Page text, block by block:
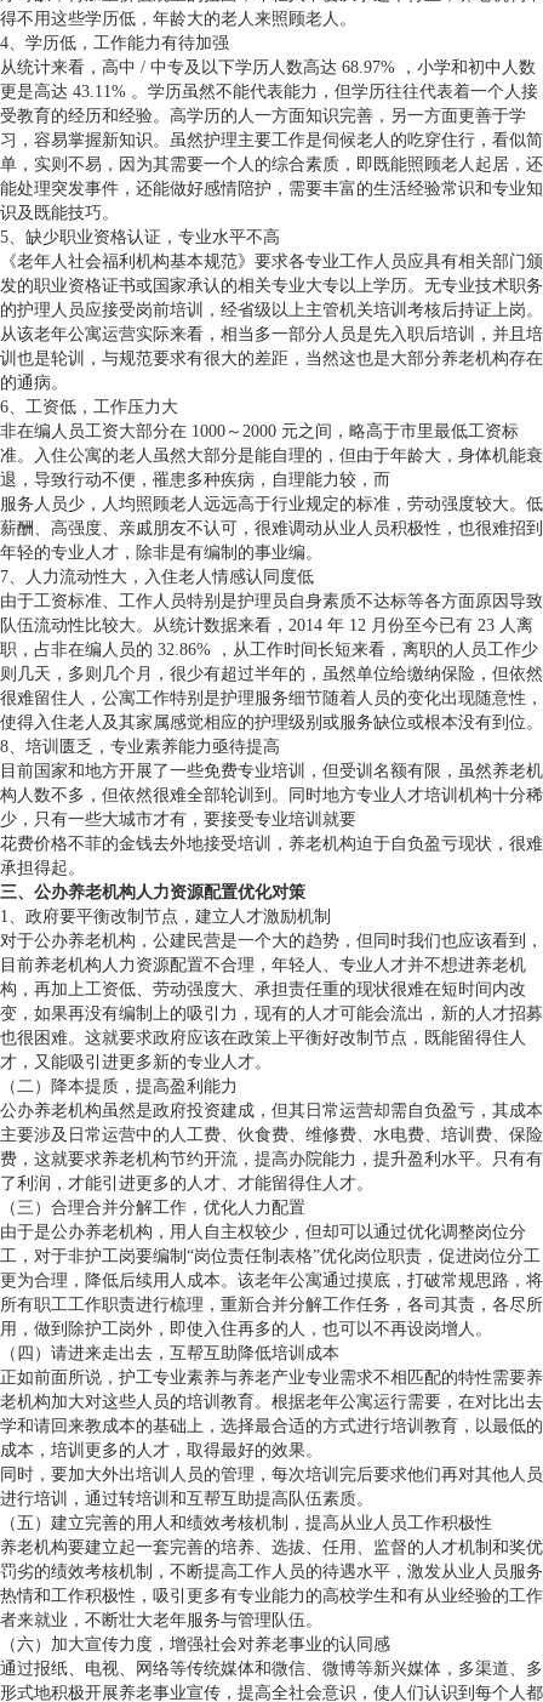
得不用这些学历低，年龄大的老人来照顾老人。
4、学历低，工作能力有待加强
从统计来看，高中 / 中专及以下学历人数高达 68.97% ，小学和初中人数
更是高达 43.11% 。学历虽然不能代表能力，但学历往往代表着一个人接
受教育的经历和经验。高学历的人一方面知识完善，另一方面更善于学
习，容易掌握新知识。虽然护理主要工作是伺候老人的吃穿住行，看似简
单，实则不易，因为其需要一个人的综合素质，即既能照顾老人起居，还
能处理突发事件，还能做好感情陪护，需要丰富的生活经验常识和专业知
识及既能技巧。
5、缺少职业资格认证，专业水平不高
《老年人社会福利机构基本规范》要求各专业工作人员应具有相关部门颁
发的职业资格证书或国家承认的相关专业大专以上学历。无专业技术职务
的护理人员应接受岗前培训，经省级以上主管机关培训考核后持证上岗。
从该老年公寓运营实际来看，相当多一部分人员是先入职后培训，并且培
训也是轮训，与规范要求有很大的差距，当然这也是大部分养老机构存在
的通病。
6、工资低，工作压力大
非在编人员工资大部分在 1000～2000 元之间，略高于市里最低工资标
准。入住公寓的老人虽然大部分是能自理的，但由于年龄大，身体机能衰
退，导致行动不便，罹患多种疾病，自理能力较，而
服务人员少，人均照顾老人远远高于行业规定的标准，劳动强度较大。低
薪酬、高强度、亲戚朋友不认可，很难调动从业人员积极性，也很难招到
年轻的专业人才，除非是有编制的事业编。
7、人力流动性大，入住老人情感认同度低
由于工资标准、工作人员特别是护理员自身素质不达标等各方面原因导致
队伍流动性比较大。从统计数据来看，2014 年 12 月份至今已有 23 人离
职，占非在编人员的 32.86% ，从工作时间长短来看，离职的人员工作少
则几天，多则几个月，很少有超过半年的，虽然单位给缴纳保险，但依然
很难留住人，公寓工作特别是护理服务细节随着人员的变化出现随意性，
使得入住老人及其家属感觉相应的护理级别或服务缺位或根本没有到位。
8、培训匮乏，专业素养能力亟待提高
目前国家和地方开展了一些免费专业培训，但受训名额有限，虽然养老机
构人数不多，但依然很难全部轮训到。同时地方专业人才培训机构十分稀
少，只有一些大城市才有，要接受专业培训就要
花费价格不菲的金钱去外地接受培训，养老机构迫于自负盈亏现状，很难
承担得起。
三、公办养老机构人力资源配置优化对策
1、政府要平衡改制节点，建立人才激励机制
对于公办养老机构，公建民营是一个大的趋势，但同时我们也应该看到，
目前养老机构人力资源配置不合理，年轻人、专业人才并不想进养老机
构，再加上工资低、劳动强度大、承担责任重的现状很难在短时间内改
变，如果再没有编制上的吸引力，现有的人才可能会流出，新的人才招募
也很困难。这就要求政府应该在政策上平衡好改制节点，既能留得住人
才，又能吸引进更多新的专业人才。
（二）降本提质，提高盈利能力
公办养老机构虽然是政府投资建成，但其日常运营却需自负盈亏，其成本
主要涉及日常运营中的人工费、伙食费、维修费、水电费、培训费、保险
费，这就要求养老机构节约开流，提高办院能力，提升盈利水平。只有有
了利润，才能引进更多的人才、才能留得住人才。
（三）合理合并分解工作，优化人力配置
由于是公办养老机构，用人自主权较少，但却可以通过优化调整岗位分
工，对于非护工岗要编制“岗位责任制表格”优化岗位职责，促进岗位分工
更为合理，降低后续用人成本。该老年公寓通过摸底，打破常规思路，将
所有职工工作职责进行梳理，重新合并分解工作任务，各司其责，各尽所
用，做到除护工岗外，即使入住再多的人，也可以不再设岗增人。
（四）请进来走出去，互帮互助降低培训成本
正如前面所说，护工专业素养与养老产业专业需求不相匹配的特性需要养
老机构加大对这些人员的培训教育。根据老年公寓运行需要，在对比出去
学和请回来教成本的基础上，选择最合适的方式进行培训教育，以最低的
成本，培训更多的人才，取得最好的效果。
同时，要加大外出培训人员的管理，每次培训完后要求他们再对其他人员
进行培训，通过转培训和互帮互助提高队伍素质。
（五）建立完善的用人和绩效考核机制，提高从业人员工作积极性
养老机构要建立起一套完善的培养、选拔、任用、监督的人才机制和奖优
罚劣的绩效考核机制，不断提高工作人员的待遇水平，激发从业人员服务
热情和工作积极性，吸引更多有专业能力的高校学生和有从业经验的工作
者来就业，不断壮大老年服务与管理队伍。
（六）加大宣传力度，增强社会对养老事业的认同感
通过报纸、电视、网络等传统媒体和微信、微博等新兴媒体，多渠道、多
形式地积极开展养老事业宣传，提高全社会意识，使人们认识到每个人都